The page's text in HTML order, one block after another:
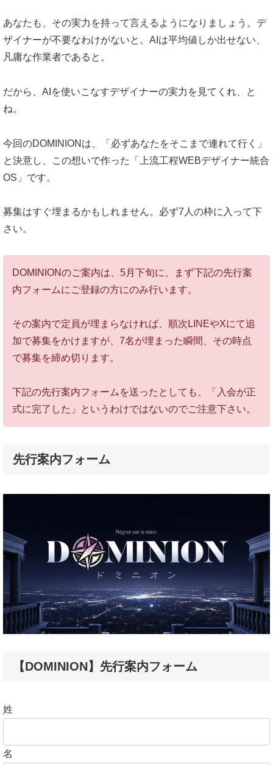
あなたも、その実力を持って言えるようになりましょう。デ
ザイナーが不要なわけがないと。AIは平均値しか出せない、
凡庸な作業者であると。
だから、AIを使いこなすデザイナーの実力を見てくれ、と
ね。
今回のDOMINIONは、「必ずあなたをそこまで連れて行く」
と決意し、この想いで作った「上流工程WEBデザイナー統合
OS」です。
募集はすぐ埋まるかもしれません。必ず7人の枠に入って下
さい。
DOMINIONのご案内は、5月下旬に、まず下記の先行案
内フォームにご登録の方にのみ行います。
その案内で定員が埋まらなければ、順次LINEやXにて追
加で募集をかけますが、7名が埋まった瞬間、その時点
で募集を締め切ります。
下記の先行案内フォームを送ったとしても、「入会が正
式に完了した」というわけではないのでご注意下さい。
先行案内フォーム
【DOMINION】先行案内フォーム
姓
名